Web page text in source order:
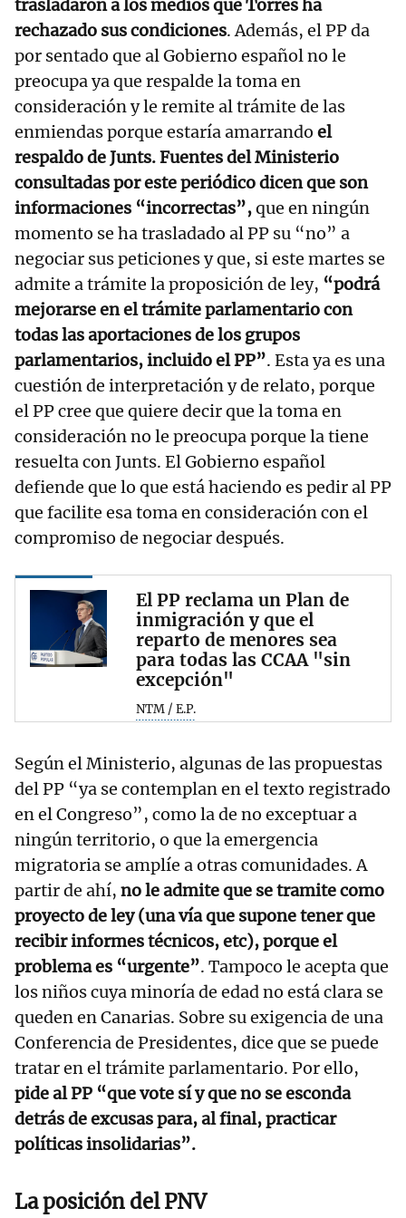
trasladaron a los medios que Torres ha
rechazado sus condiciones. Además, el PP da
por sentado que al Gobierno español no le
preocupa ya que respalde la toma en
consideración y le remite al trámite de las
enmiendas porque estaría amarrando el
respaldo de Junts. Fuentes del Ministerio
consultadas por este periódico dicen que son
informaciones “incorrectas”,que en ningún
momento se ha trasladado al PP su “no” a
negociar sus peticiones y que, si este martes se
admite a trámite la proposición de ley, “podrá
mejorarse en el trámite parlamentario con
todas las aportaciones de los grupos
parlamentarios, incluido el PP”. Esta ya es una
cuestión de interpretación y de relato, porque
el PP cree que quiere decir que la toma en
consideración no le preocupa porque la tiene
resuelta con Junts. El Gobierno español
defiende que lo que está haciendo es pedir al PP
que facilite esa toma en consideración con el
compromiso de negociar después.
El PP reclama un Plan de
inmigración y que el
reparto de menores sea
para todas las CCAA "sin
excepción"
NTM / E.P.
Según el Ministerio, algunas de las propuestas
del PP “ya se contemplan en el texto registrado
en el Congreso”, como la de no exceptuar a
ningún territorio, o que la emergencia
migratoria se amplíe a otras comunidades. A
partir de ahí, no le admite que se tramite como
proyecto de ley (una vía que supone tener que
recibir informes técnicos, etc), porque el
problema es “urgente”. Tampoco le acepta que
los niños cuya minoría de edad no está clara se
queden en Canarias. Sobre su exigencia de una
Conferencia de Presidentes, dice que se puede
tratar en el trámite parlamentario. Por ello,
pide al PP “que vote sí y que no se esconda
detrás de excusas para, al final, practicar
políticas insolidarias”.
La posición del PNV